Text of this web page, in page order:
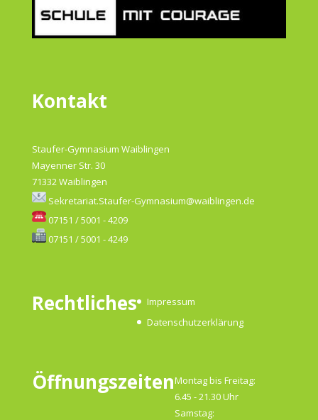
Kontakt
Staufer-Gymnasium Waiblingen
Mayenner Str. 30
71332 Waiblingen
Sekretariat.Staufer-Gymnasium@waiblingen.de
07151 / 5001 - 4209
07151 / 5001 - 4249
Rechtliches
Impressum
Datenschutzerklärung
ÖffnungszeitenMontag bis Freitag:
6.45 - 21.30 Uhr
Samstag: